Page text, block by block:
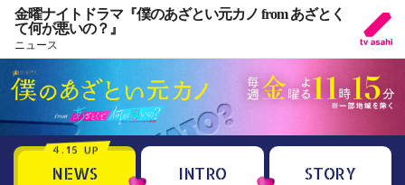
金曜ナイトドラマ『僕のあざとい元カノ from あざとく
て何が悪いの？』
ニュース
NEWS
4.15 UP
INTRO STORY